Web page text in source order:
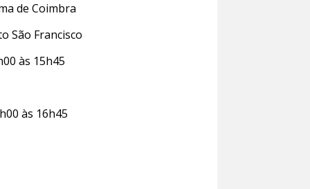
de Coimbra
São Francisco
às 15h45
às 16h45